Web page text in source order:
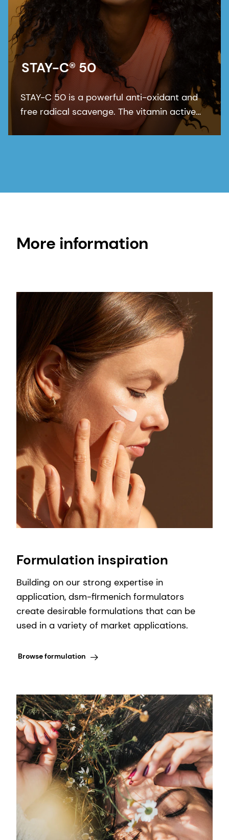
STAY-C® 50
STAY-C 50 is a powerful anti-oxidant and
free radical scavenge. The vitamin active
works for a better-looking skin tone and
More information
Formulation inspiration
Building on our strong expertise in
application, dsm-firmenich formulators
create desirable formulations that can be
used in a variety of market applications.
Browse formulation